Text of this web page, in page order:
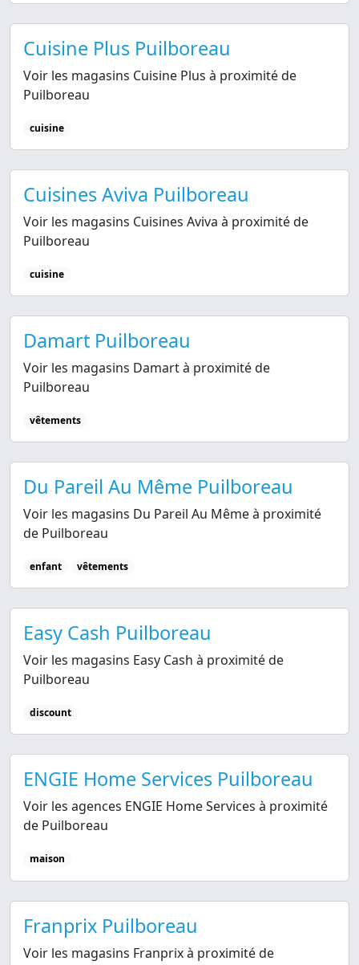
Cuisine Plus Puilboreau
Voir les magasins Cuisine Plus à proximité de
Puilboreau
cuisine
Cuisines Aviva Puilboreau
Voir les magasins Cuisines Aviva à proximité de
Puilboreau
cuisine
Damart Puilboreau
Voir les magasins Damart à proximité de
Puilboreau
vêtements
Du Pareil Au Même Puilboreau
Voir les magasins Du Pareil Au Même à proximité
de Puilboreau
enfant vêtements
Easy Cash Puilboreau
Voir les magasins Easy Cash à proximité de
Puilboreau
discount
ENGIE Home Services Puilboreau
Voir les agences ENGIE Home Services à proximité
de Puilboreau
maison
Franprix Puilboreau
Voir les magasins Franprix à proximité de